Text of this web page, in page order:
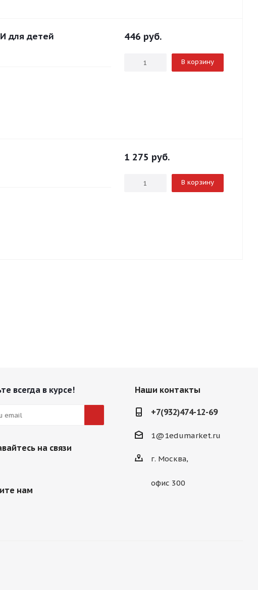
для детей 446 руб.
В корзину
1 275 руб.
В корзину
всегда в курсе!
на связи
нам
Наши контакты
+7(932)474-12-69
1@1edumarket.ru
г. Москва,
офис 300